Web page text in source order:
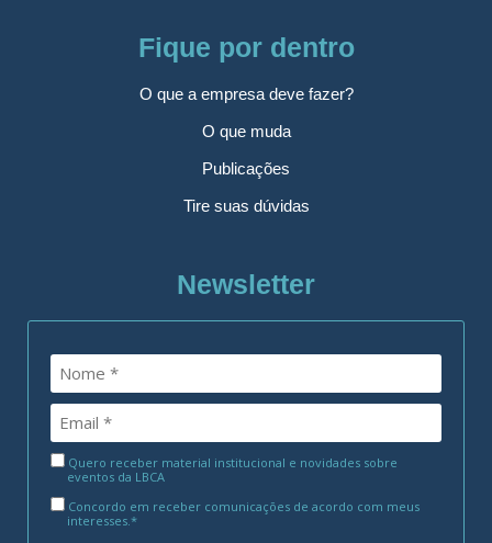
Fique por dentro
O que a empresa deve fazer?
O que muda
Publicações
Tire suas dúvidas
Newsletter
Quero receber material institucional e novidades sobre
eventos da LBCA
Concordo em receber comunicações de acordo com meus
interesses.*